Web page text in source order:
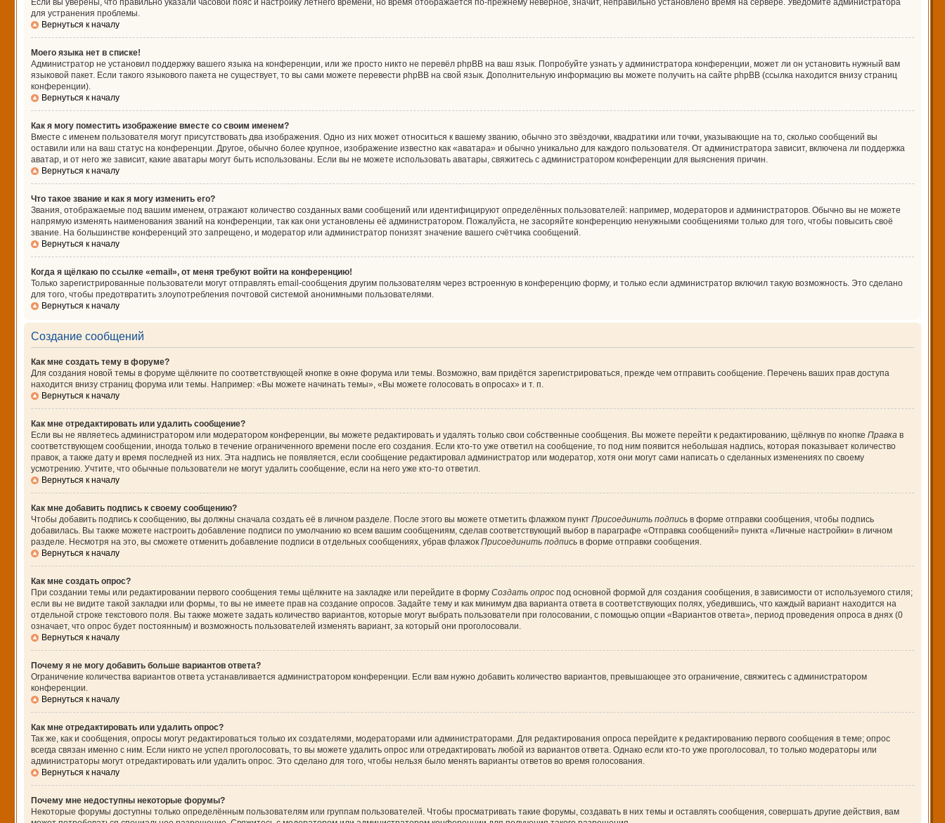
Если вы уверены, что правильно указали часовой пояс и настройку летнего времени, но время отображается по-прежнему неверное, значит, неправильно установлено время на сервере. Уведомите администратора
для устранения проблемы.
Вернуться к началу
Моего языка нет в списке!
Администратор не установил поддержку вашего языка на конференции, или же просто никто не перевёл phpBB на ваш язык. Попробуйте узнать у администратора конференции, может ли он установить нужный вам
языковой пакет. Если такого языкового пакета не существует, то вы сами можете перевести phpBB на свой язык. Дополнительную информацию вы можете получить на сайте phpBB (ссылка находится внизу страниц
конференции).
Вернуться к началу
Как я могу поместить изображение вместе со своим именем?
Вместе с именем пользователя могут присутствовать два изображения. Одно из них может относиться к вашему званию, обычно это звёздочки, квадратики или точки, указывающие на то, сколько сообщений вы
оставили или на ваш статус на конференции. Другое, обычно более крупное, изображение известно как «аватара» и обычно уникально для каждого пользователя. От администратора зависит, включена ли поддержка
аватар, и от него же зависит, какие аватары могут быть использованы. Если вы не можете использовать аватары, свяжитесь с администратором конференции для выяснения причин.
Вернуться к началу
Что такое звание и как я могу изменить его?
Звания, отображаемые под вашим именем, отражают количество созданных вами сообщений или идентифицируют определённых пользователей: например, модераторов и администраторов. Обычно вы не можете
напрямую изменять наименования званий на конференции, так как они установлены её администратором. Пожалуйста, не засоряйте конференцию ненужными сообщениями только для того, чтобы повысить своё
звание. На большинстве конференций это запрещено, и модератор или администратор понизят значение вашего счётчика сообщений.
Вернуться к началу
Когда я щёлкаю по ссылке «email», от меня требуют войти на конференцию!
Только зарегистрированные пользователи могут отправлять email-сообщения другим пользователям через встроенную в конференцию форму, и только если администратор включил такую возможность. Это сделано
для того, чтобы предотвратить злоупотребления почтовой системой анонимными пользователями.
Вернуться к началу
Создание сообщений
Как мне создать тему в форуме?
Для создания новой темы в форуме щёлкните по соответствующей кнопке в окне форума или темы. Возможно, вам придётся зарегистрироваться, прежде чем отправить сообщение. Перечень ваших прав доступа
находится внизу страниц форума или темы. Например: «Вы можете начинать темы», «Вы можете голосовать в опросах» и т. п.
Вернуться к началу
Как мне отредактировать или удалить сообщение?
Если вы не являетесь администратором или модератором конференции, вы можете редактировать и удалять только свои собственные сообщения. Вы можете перейти к редактированию, щёлкнув по кнопке Правкав
соответствующем сообщении, иногда только в течение ограниченного времени после его создания. Если кто-то уже ответил на сообщение, то под ним появится небольшая надпись, которая показывает количество
правок, а также дату и время последней из них. Эта надпись не появляется, если сообщение редактировал администратор или модератор, хотя они могут сами написать о сделанных изменениях по своему
усмотрению. Учтите, что обычные пользователи не могут удалить сообщение, если на него уже кто-то ответил.
Вернуться к началу
Как мне добавить подпись к своему сообщению?
Чтобы добавить подпись к сообщению, вы должны сначала создать её в личном разделе. После этого вы можете отметить флажком пункт Присоединить подписьв форме отправки сообщения, чтобы подпись
добавилась. Вы также можете настроить добавление подписи по умолчанию ко всем вашим сообщениям, сделав соответствующий выбор в параграфе «Отправка сообщений» пункта «Личные настройки» в личном
разделе. Несмотря на это, вы сможете отменить добавление подписи в отдельных сообщениях, убрав флажок Присоединить подписьв форме отправки сообщения.
Вернуться к началу
Как мне создать опрос?
При создании темы или редактировании первого сообщения темы щёлкните на закладке или перейдите в форму Создать опроспод основной формой для создания сообщения, в зависимости от используемого стиля;
если вы не видите такой закладки или формы, то вы не имеете прав на создание опросов. Задайте тему и как минимум два варианта ответа в соответствующих полях, убедившись, что каждый вариант находится на
отдельной строке текстового поля. Вы также можете задать количество вариантов, которые могут выбрать пользователи при голосовании, с помощью опции «Вариантов ответа», период проведения опроса в днях (0
означает, что опрос будет постоянным) и возможность пользователей изменять вариант, за который они проголосовали.
Вернуться к началу
Почему я не могу добавить больше вариантов ответа?
Ограничение количества вариантов ответа устанавливается администратором конференции. Если вам нужно добавить количество вариантов, превышающее это ограничение, свяжитесь с администратором
конференции.
Вернуться к началу
Как мне отредактировать или удалить опрос?
Так же, как и сообщения, опросы могут редактироваться только их создателями, модераторами или администраторами. Для редактирования опроса перейдите к редактированию первого сообщения в теме; опрос
всегда связан именно с ним. Если никто не успел проголосовать, то вы можете удалить опрос или отредактировать любой из вариантов ответа. Однако если кто-то уже проголосовал, то только модераторы или
администраторы могут отредактировать или удалить опрос. Это сделано для того, чтобы нельзя было менять варианты ответов во время голосования.
Вернуться к началу
Почему мне недоступны некоторые форумы?
Некоторые форумы доступны только определённым пользователям или группам пользователей. Чтобы просматривать такие форумы, создавать в них темы и оставлять сообщения, совершать другие действия, вам